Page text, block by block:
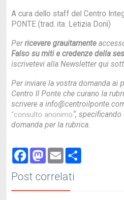
A cura dello staff del Centro
PONTE (trad. ita. Letizia Doni)
Perricevere grauitamente
Falso su miti e credenze della
iscrivetevi alla Newsletter qui
Per inviare la vostra domanda ai
Centro Il Ponte che curano la
scrivere a
“consulto anonimo“,
domanda per la rubrica.
Facebook
Mastodon
Email
Post correlati